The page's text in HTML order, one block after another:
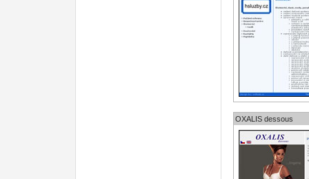
OXALIS dessous